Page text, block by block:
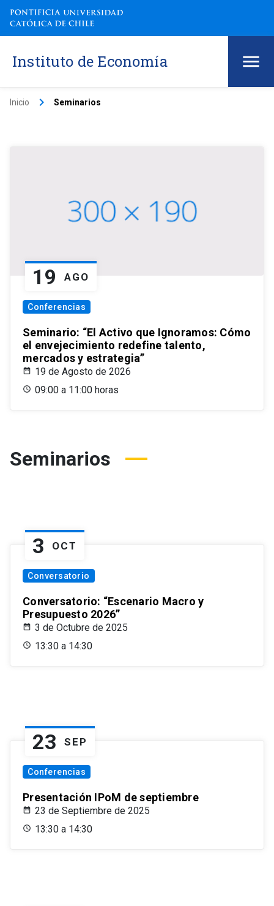
Instituto de Economía
Inicio keyboard_arrow_right Seminarios
19 AGO
Conferencias
Seminario: “El Activo que Ignoramos: Cómo
el envejecimiento redefine talento,
mercados y estrategia”
19 de Agosto de 2026
09:00 a 11:00 horas
Seminarios
3 OCT
Conversatorio
Conversatorio: “Escenario Macro y
Presupuesto 2026”
3 de Octubre de 2025
13:30 a 14:30
23 SEP
Conferencias
Presentación IPoM de septiembre
23 de Septiembre de 2025
13:30 a 14:30